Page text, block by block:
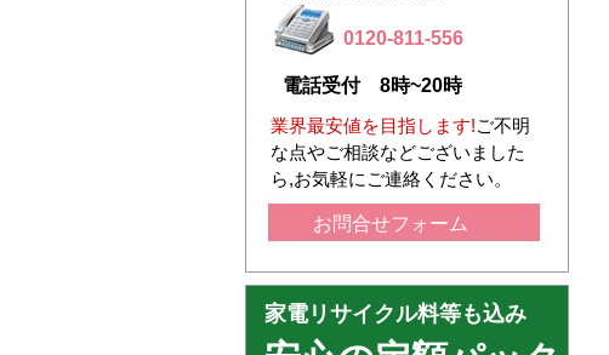
0120-811-556
電話受付 8時~20時
業界最安値を目指します!ご不明
な点やご相談などございました
ら,お気軽にご連絡ください。
お問合せフォーム
家電リサイクル料等も込み